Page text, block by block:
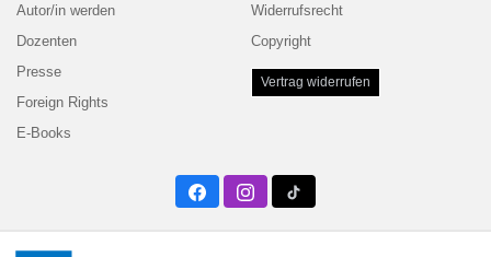
Autor/in werden
Dozenten
Presse
Foreign Rights
E-Books
Widerrufsrecht
Copyright
Vertrag widerrufen
FacebookInstagramTwitter